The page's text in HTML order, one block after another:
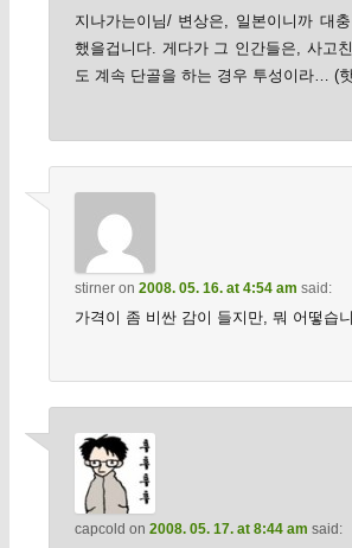
지나가는이님/ 변상은, 일본이니까 대
했을겁니다. 게다가 그 인간들은, 사고
도 계속 단골을 하는 경우 투성이라… (
stirneron 2008. 05. 16. at 4:54 am said:
가격이 좀 비싼 감이 들지만, 뭐 어떻습
capcold on 2008. 05. 17. at 8:44 am said: